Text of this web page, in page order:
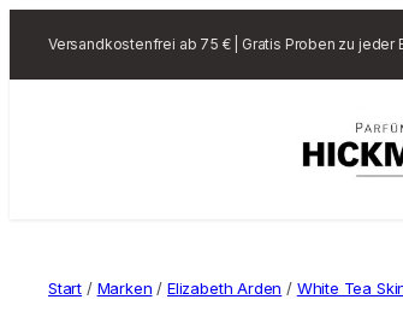
Versandkostenfrei ab 75 € | Gratis Proben zu jeder
Start / Marken / Elizabeth Arden / White Tea